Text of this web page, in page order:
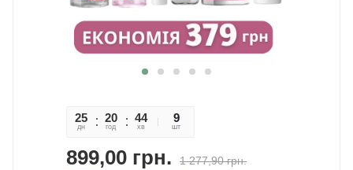
25
дн
20
год
44
хв
39
сек
9
шт
899,00 грн. 1 277,90грн.